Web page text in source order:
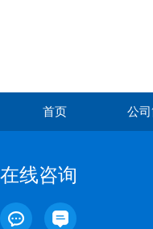
首页 公
在线咨询